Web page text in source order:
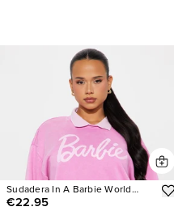
Sudadera In A Barbie World
Washed
€22.95